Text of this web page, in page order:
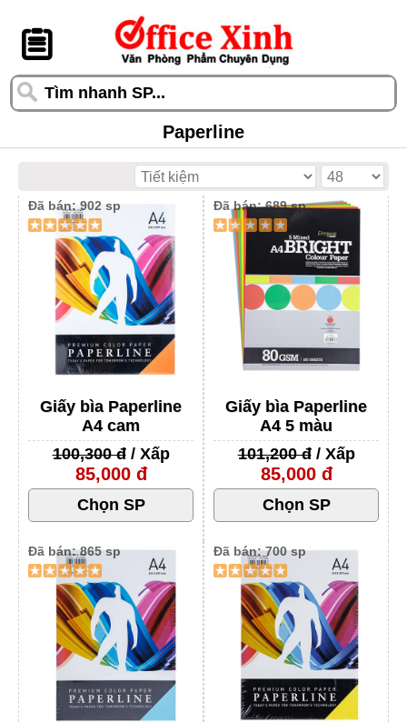
󰆎
Paperline
Giấy bìa Paperline
A4 5 màu
101,200 đ/ Xấp
85,000 đ
Đã bán: 689 sp
Giấy bìa Paperline
A4 cam
100,300 đ/ Xấp
85,000 đ
Đã bán: 902 sp
Đã bán: 700 sp
Đã bán: 865 sp